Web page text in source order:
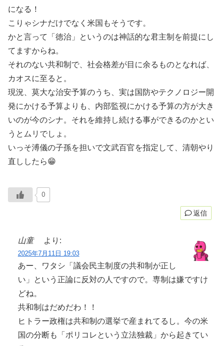
になる！
こりゃシナだけでなく米国もそうです。
かと言って「徳治」というのは神話的な君主制を前提にし
てますからね。
それのない共和制で、社会格差が目に余るものとなれば、
カオスに至ると。
現況、莫大な治安予算のうち、実は国防やテクノロジー開
発にかける予算よりも、内部監視にかける予算の方が大き
いのが今のシナ。それを維持し続ける事ができるのかとい
うとムリでしょ。
いっそ溥儀の子孫を担いで文武百官を指定して、清朝やり
直ししたら😁
0
返信
山童 より:
2025年7月11日 19:03
あー、ワタシ「議会民主制度の共和制が正し
い」という正論に反対の人ですので。専制は嫌ですけ
どね。
共和制はだめだわ！！
ヒトラー政権は共和制の選挙で産まれてるし。今の米
国の分断も「ポリコレという立法独裁」から起きてい